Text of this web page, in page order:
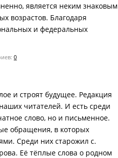
является неким знаковым
возрастов. Благодаря
и федеральных
0
и строят будущее. Редакция
читателей. И есть среди
слово, но и письменное.
обращения, в которых
Среди них старожил с.
Её тёплые слова о родном